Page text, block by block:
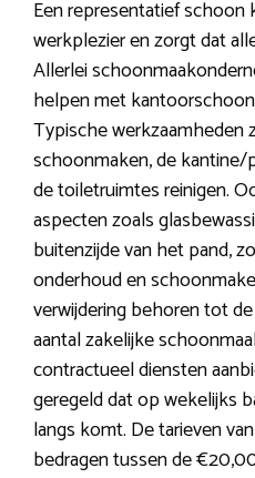
Een representatief
werkplezier en zorgt dat
Allerlei
helpen met
Typische werkzaamheden
schoonmaken, de
de toiletruimtes reinigen.
aspecten zoals
buitenzijde van het pand,
onderhoud en
verwijdering behoren tot
aantal zakelijke
contractueel diensten
geregeld dat op wekelijks
langs komt. De tarieven
bedragen tussen de